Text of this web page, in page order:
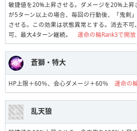
敏捷値を20%上昇させる。ダメージを20%上昇
が5ターン以上の場合、毎回の行動後、「鬼剣
させる。この効果は状態異常とする。消去不
可、最大4ターン継続。 運命の輪Rank3で開放
蒼獅・特大
HP上限＋60％、会心ダメージ＋60％ 運命の
乱天狼